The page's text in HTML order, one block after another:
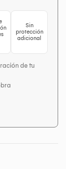
Sin
protección
adicional
de tu